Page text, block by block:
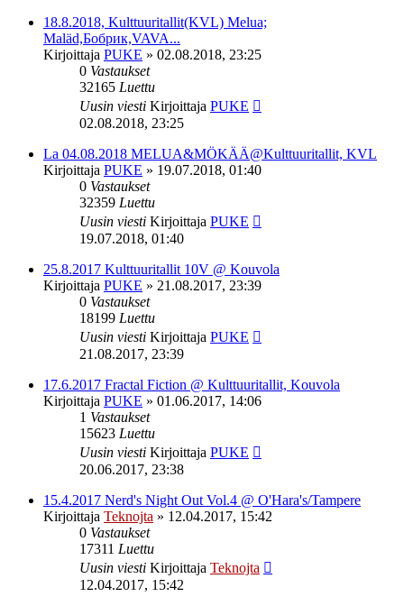
18.8.2018, Kulttuuritallit(KVL) Melua;
Maläd,Бобрик,VAVA...
Kirjoittaja PUKE » 02.08.2018, 23:25
0 Vastaukset
32165 Luettu
Uusin viesti Kirjoittaja PUKE
02.08.2018, 23:25
La 04.08.2018 MELUA&MÖKÄÄ@Kulttuuritallit, KVL
Kirjoittaja PUKE » 19.07.2018, 01:40
0 Vastaukset
32359 Luettu
Uusin viesti Kirjoittaja PUKE
19.07.2018, 01:40
25.8.2017 Kulttuuritallit 10V @ Kouvola
Kirjoittaja PUKE » 21.08.2017, 23:39
0 Vastaukset
18199 Luettu
Uusin viesti Kirjoittaja PUKE
21.08.2017, 23:39
17.6.2017 Fractal Fiction @ Kulttuuritallit, Kouvola
Kirjoittaja PUKE » 01.06.2017, 14:06
1 Vastaukset
15623 Luettu
Uusin viesti Kirjoittaja PUKE
20.06.2017, 23:38
15.4.2017 Nerd's Night Out Vol.4 @ O'Hara's/Tampere
Kirjoittaja Teknojta » 12.04.2017, 15:42
0 Vastaukset
17311 Luettu
Uusin viesti Kirjoittaja Teknojta
12.04.2017, 15:42